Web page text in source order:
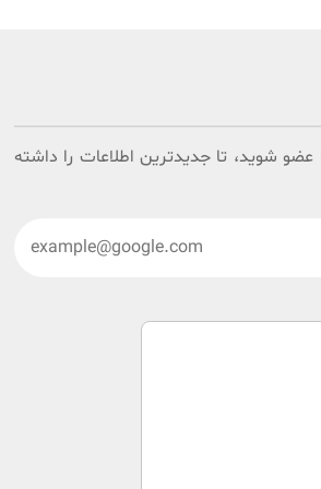
عضو شوید، تا جدیدترین اطلاعات را داشته